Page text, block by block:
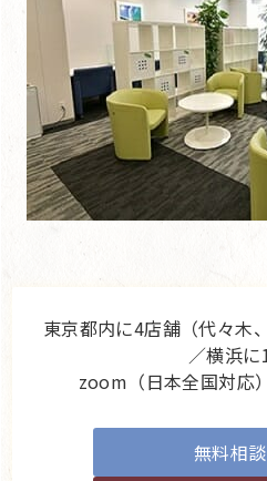
東京都内に4店舗（代々木
／横浜に
zoom（日本全国対応
無料相